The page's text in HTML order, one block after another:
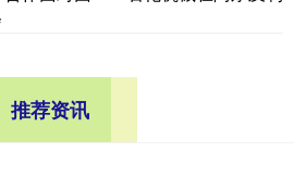
推荐资讯